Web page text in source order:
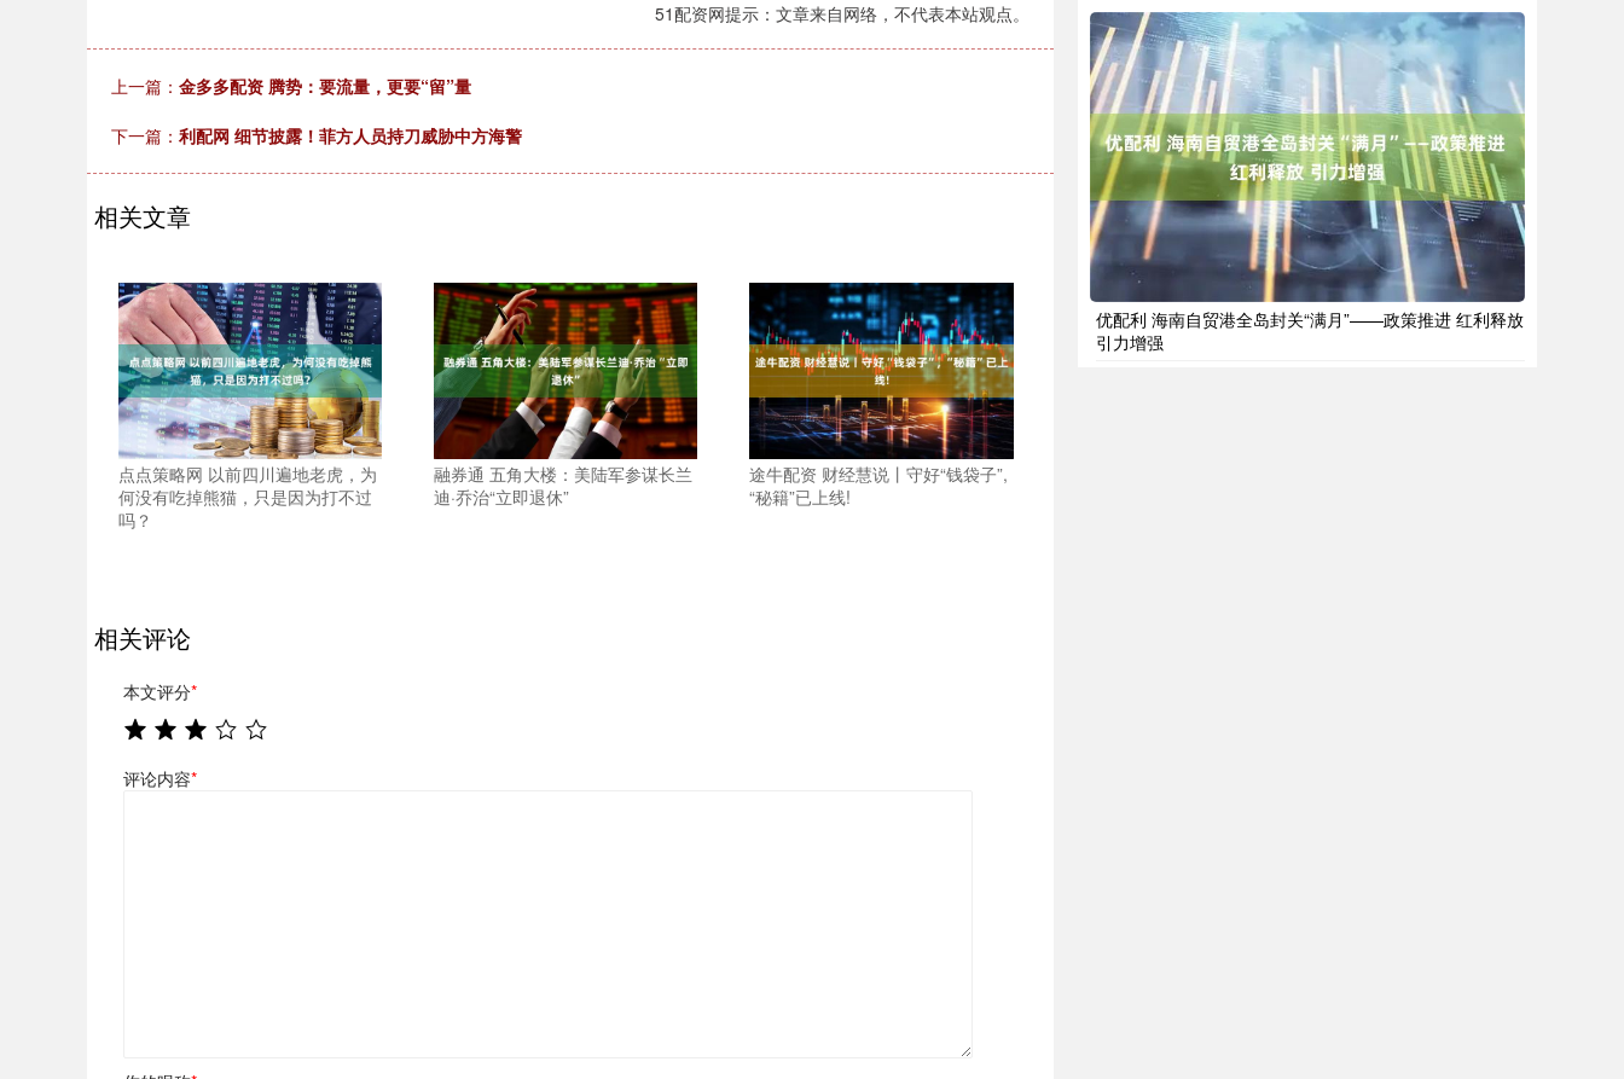
51配资网提示：文章来自网络，不代表本站观点。
上一篇： 金多多配资 腾势：要流量，更要“留”量
下一篇： 利配网 细节披露！菲方人员持刀威胁中方海警
相关文章
点点策略网 以前四川遍地老虎，为
何没有吃掉熊猫，只是因为打不过
吗？
融券通 五角大楼：美陆军参谋长兰
迪·乔治“立即退休”
途牛配资 财经慧说丨守好“钱袋子”,
“秘籍”已上线!
相关评论
本文评分*
评论内容*
优配利 海南自贸港全岛封关“满月”——政策推进 红利释放
引力增强